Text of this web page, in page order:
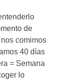
de
comimos
40 días
= Semana
lo